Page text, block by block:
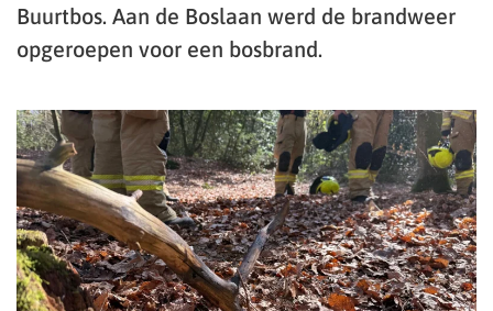
Buurtbos. Aan de Boslaan werd de brandweer
opgeroepen voor een bosbrand.